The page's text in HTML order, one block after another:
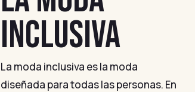
INCLUSIVA
La moda inclusiva es la moda
diseñada para todas las personas. En